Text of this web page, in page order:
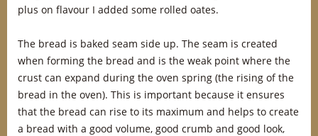
plus on flavour I added some rolled oates.
The bread is baked seam side up. The seam is created
when forming the bread and is the weak point where the
crust can expand during the oven spring (the rising of the
bread in the oven). This is important because it ensures
that the bread can rise to its maximum and helps to create
a bread with a good volume, good crumb and good look,